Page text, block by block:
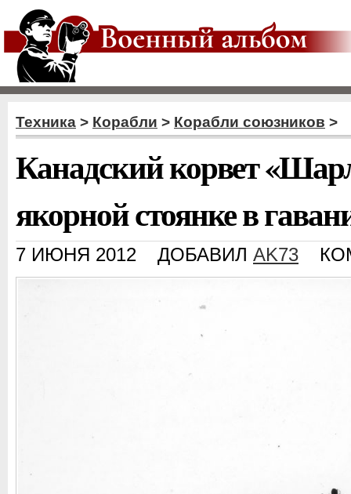
Техника > Корабли > Корабли союзников >
Канадский корвет
якорной стоянке в
7 ИЮНЯ 2012 ДОБАВИЛ AK73